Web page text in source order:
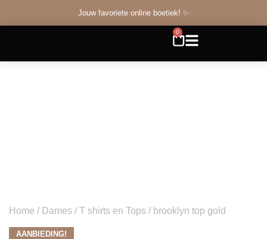
Jouw favoriete online boetiek! ✨
0
Home / Dames /T shirts en Tops / brooklyn top gold
AANBIEDING!